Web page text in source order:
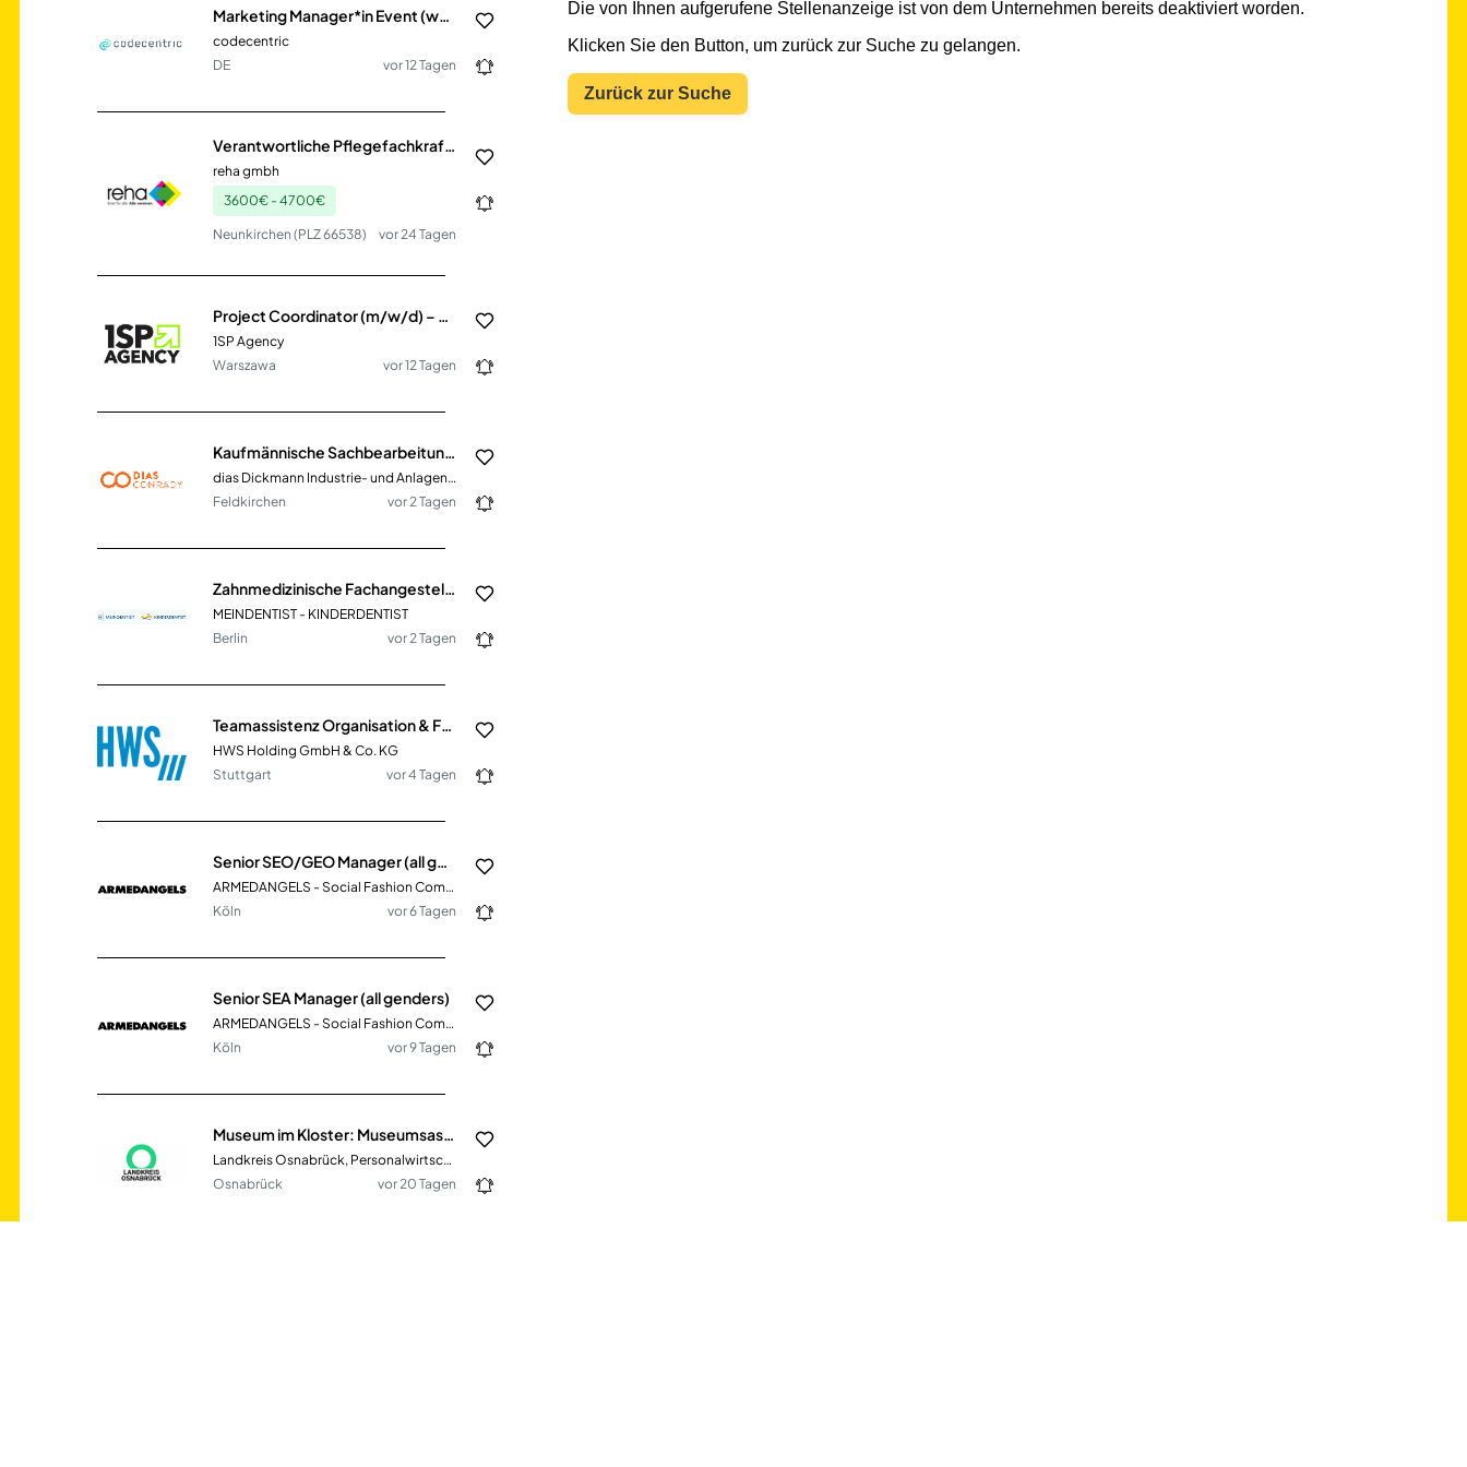
Marketing Manager*in Event (w/d/m) (befristet 2 Jahre)
codecentric
DE
vor 12 Tagen
Verantwortliche Pflegefachkraft (m/w/d)
reha gmbh
3600€ - 4700€
Neunkirchen (PLZ 66538) vor 24 Tagen
1SP Agency
Warszawa
vor 12 Tagen
Kaufmännische Sachbearbeitung / Assistenz (Feldkirchen)
dias Dickmann Industrie- und Anlagenservice GmbH
Feldkirchen
vor 2 Tagen
Zahnmedizinische Fachangestellte (m/w/d)
MEINDENTIST - KINDERDENTIST
Berlin
vor 2 Tagen
Teamassistenz Organisation & Fuhrpark (m/w/d) Stuttgart
HWS Holding GmbH & Co. KG
Stuttgart
vor 4 Tagen
Senior SEO/GEO Manager (all genders)
ARMEDANGELS - Social Fashion Company GmbH
Köln
vor 6 Tagen
Senior SEA Manager (all genders)
ARMEDANGELS - Social Fashion Company GmbH
Köln
vor 9 Tagen
Museum im Kloster: Museumsassistenz (m/w/d)
Landkreis Osnabrück, Personalwirtschaft
Osnabrück
vor 20 Tagen